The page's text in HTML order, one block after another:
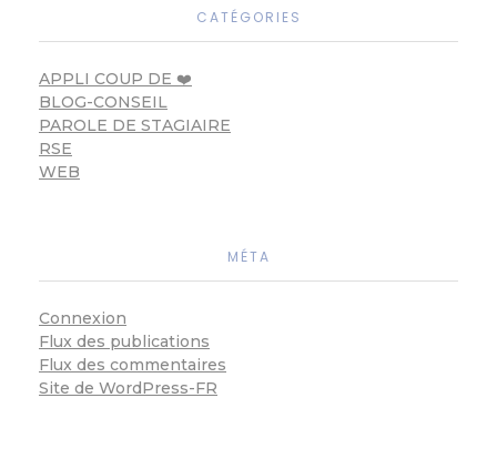
CATÉGORIES
APPLI COUP DE ❤️
BLOG-CONSEIL
PAROLE DE STAGIAIRE
RSE
WEB
MÉTA
Connexion
Flux des publications
Flux des commentaires
Site de WordPress-FR